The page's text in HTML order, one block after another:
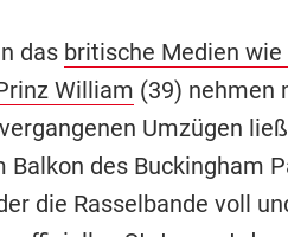
das britische Medien wie
William (39) nehmen
Umzügen
Balkon des Buckingham
die Rasselbande voll